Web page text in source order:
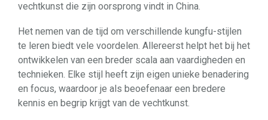
vechtkunst die zijn oorsprong vindt in China.
Het nemen van de tijd om verschillende kungfu-stijlen
te leren biedt vele voordelen. Allereerst helpt het bij het
ontwikkelen van een breder scala aan vaardigheden en
technieken. Elke stijl heeft zijn eigen unieke benadering
en focus, waardoor je als beoefenaar een bredere
kennis en begrip krijgt van de vechtkunst.